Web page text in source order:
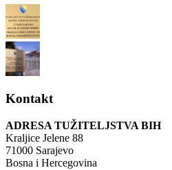
Kontakt
ADRESA TUŽITELJSTVA BIH
Kraljice Jelene 88
71000 Sarajevo
Bosna i Hercegovina